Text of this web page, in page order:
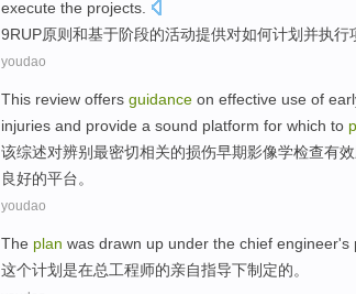
execute the projects
9RUP原则和基于阶段的活动提供对如何计划 并执行
youdao
This review offers guidance on effective use of
injuries and provide a sound platform for which to
该综述对辨别最密切相关的损伤早期影像学检查有效
良好的平台。
youdao
The plan was drawn up under the chief engineer's
这个计划是在总工程师的亲自指导下制定的。